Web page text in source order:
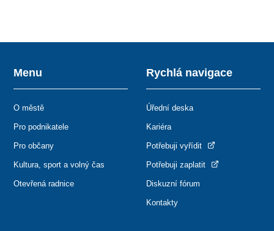
Menu
O městě
Pro podnikatele
Pro občany
Kultura, sport a volný čas
Otevřená radnice
Rychlá navigace
Úřední deska
Kariéra
Potřebuji vyřídit
Potřebuji zaplatit
Diskuzní fórum
Kontakty